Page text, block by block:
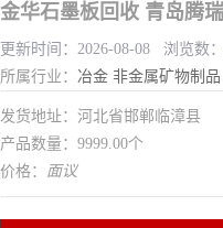
金华石墨板回收 青岛腾
更新时间：2026-08-08 浏览数
所属行业： 冶金 非金属矿物制品
发货地址：河北省邯郸临漳县
产品数量：9999.00个
价格： 面议